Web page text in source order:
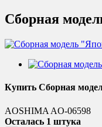
Сборная
Купить Сборная
AOSHIMA AO-06598
Осталась 1 штука